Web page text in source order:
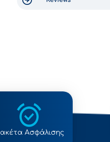
and will take you directly
may reveal additional
Thanks to the entire GO
team who are just
Ασφάλισης